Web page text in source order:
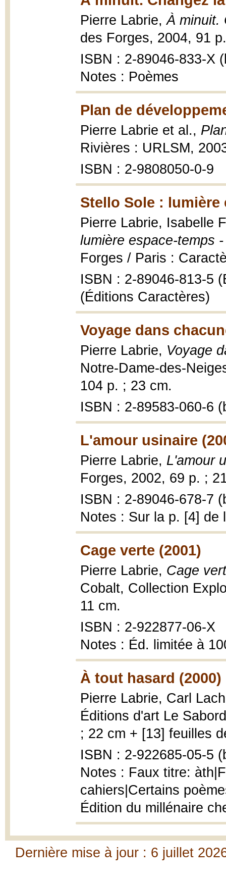
Pierre Labrie,À minuit.
des Forges, 2004, 91
ISBN : 2-89046-833-X
Notes : Poèmes
Plan de
Pierre Labrie et al.,
Rivières : URLSM,
ISBN : 2-9808050-0-9
Stello Sole : lumière
Pierre Labrie, Isabelle
lumière espace-temps
Forges / Paris :
ISBN : 2-89046-813-5
(Éditions Caractères)
Voyage dans
Pierre Labrie, Voyage
Notre-Dame-des-
104 p. ; 23 cm.
ISBN : 2-89583-060-6
L'amour usinaire
Pierre Labrie, L'amour
Forges, 2002, 69 p. ;
ISBN : 2-89046-678-7
Notes : Sur la p. [4] de
Cage verte (2001)
Pierre Labrie, Cage
Cobalt, Collection
11 cm.
ISBN : 2-922877-06-X
Notes : Éd. limitée à
À tout hasard (2000)
Pierre Labrie, Carl
Éditions d'art Le
; 22 cm + [13] feuilles
ISBN : 2-922685-05-5
Notes : Faux titre:
cahiers|Certains
Édition du millénaire
Dernière mise à jour : 6 juillet